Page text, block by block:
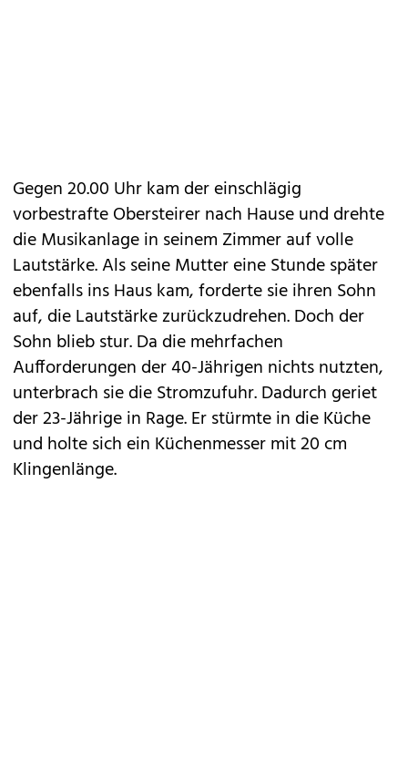
Gegen 20.00 Uhr kam der einschlägig
vorbestrafte Obersteirer nach Hause und drehte
die Musikanlage in seinem Zimmer auf volle
Lautstärke. Als seine Mutter eine Stunde später
ebenfalls ins Haus kam, forderte sie ihren Sohn
auf, die Lautstärke zurückzudrehen. Doch der
Sohn blieb stur. Da die mehrfachen
Aufforderungen der 40-Jährigen nichts nutzten,
unterbrach sie die Stromzufuhr. Dadurch geriet
der 23-Jährige in Rage. Er stürmte in die Küche
und holte sich ein Küchenmesser mit 20 cm
Klingenlänge.